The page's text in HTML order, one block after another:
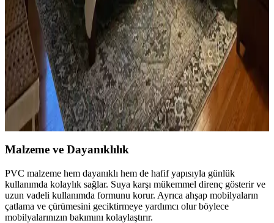
Ev kütüphanesi yenilemesinde renklerin rahatlatıcı etkisi, kişisel
dekoratif öğeler ve konforlu mobilyalar ön plandadır. Tavan boyama
ve raf düzeni mekânın atmosferini zenginleştirir.
Yatak Odası Düzeni ve Dekorasyonunda Doğru
Yerleşim ve Tasarım İpuçları
Yatak odasında doğru mobilya yerleşimi, renk uyumu, aydınlatma
ve kişisel dokunuşlarla mekanın fonksiyonelliği ve estetiği artırılır.
Bu ipuçlarıyla odanız daha dengeli ve sıcak bir hale gelir.
Malzeme ve Dayanıklılık
PVC malzeme hem dayanıklı hem de hafif yapısıyla günlük
kullanımda kolaylık sağlar. Suya karşı mükemmel direnç gösterir ve
uzun vadeli kullanımda formunu korur. Ayrıca ahşap mobilyaların
çatlama ve çürümesini geciktirmeye yardımcı olur böylece
mobilyalarınızın bakımını kolaylaştırır.